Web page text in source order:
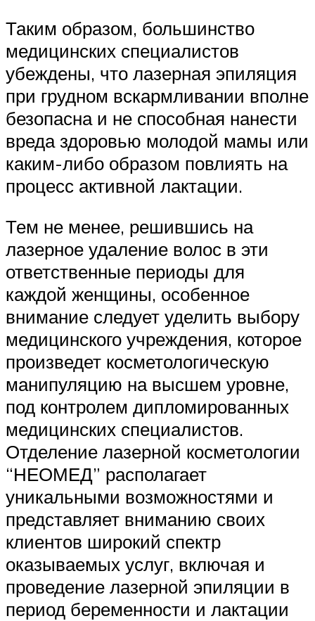
Таким образом, большинство
медицинских специалистов
убеждены, что лазерная эпиляция
при грудном вскармливании вполне
безопасна и не способная нанести
вреда здоровью молодой мамы или
каким-либо образом повлиять на
процесс активной лактации.
Тем не менее, решившись на
лазерное удаление волос в эти
ответственные периоды для
каждой женщины, особенное
внимание следует уделить выбору
медицинского учреждения, которое
произведет косметологическую
манипуляцию на высшем уровне,
под контролем дипломированных
медицинских специалистов.
Отделение лазерной косметологии
“НЕОМЕД” располагает
уникальными возможностями и
представляет вниманию своих
клиентов широкий спектр
оказываемых услуг, включая и
проведение лазерной эпиляции в
период беременности и лактации